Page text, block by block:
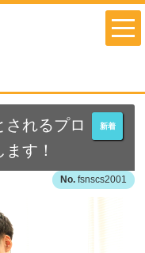
新着
されるプロ
す！
fsnscs2001